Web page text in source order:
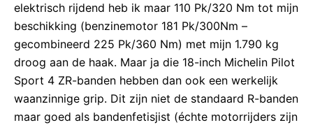
elektrisch rijdend heb ik maar 110 Pk/320 Nm tot mijn
beschikking (benzinemotor 181 Pk/300Nm –
gecombineerd 225 Pk/360 Nm) met mijn 1.790 kg
droog aan de haak. Maar ja die 18-inch Michelin Pilot
Sport 4 ZR-banden hebben dan ook een werkelijk
waanzinnige grip. Dit zijn niet de standaard R-banden
maar goed als bandenfetisjist (échte motorrijders zijn